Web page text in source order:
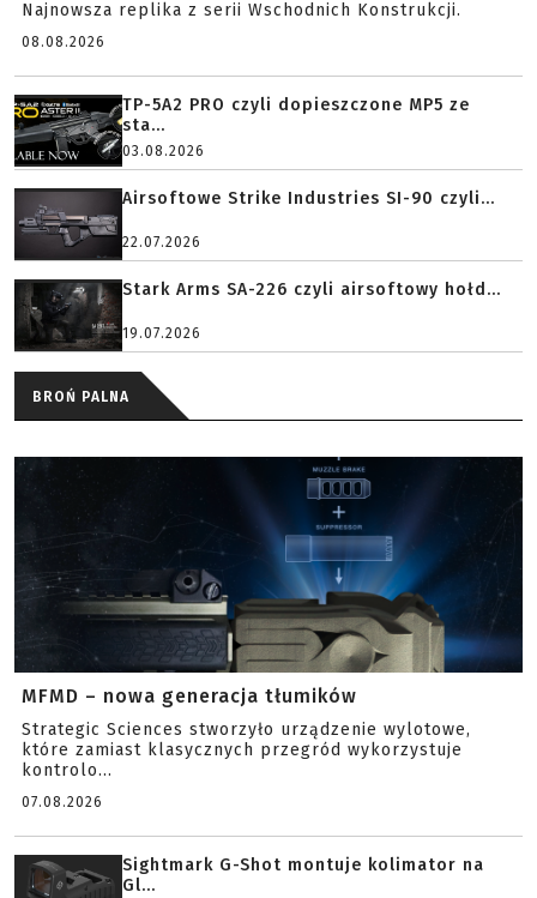
Najnowsza replika z serii Wschodnich Konstrukcji.
08.08.2026
TP-5A2 PRO czyli dopieszczone MP5 ze
sta...
03.08.2026
Airsoftowe Strike Industries SI-90 czyli...
22.07.2026
Stark Arms SA-226 czyli airsoftowy hołd...
19.07.2026
BROŃ PALNA
MFMD – nowa generacja tłumików
Strategic Sciences stworzyło urządzenie wylotowe,
które zamiast klasycznych przegród wykorzystuje
kontrolo...
07.08.2026
Sightmark G-Shot montuje kolimator na
Gl...